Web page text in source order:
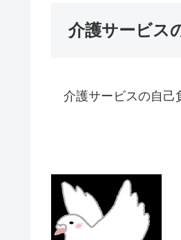
介護サービス
介護サービスの自己